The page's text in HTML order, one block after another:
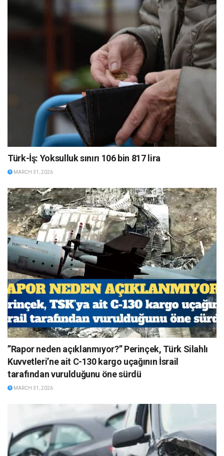
Türk-İş: Yoksulluk sınırı 106 bin 817 lira
MARCH 31, 2026
”Rapor neden açıklanmıyor?” Perinçek, Türk Silahlı
Kuvvetleri’ne ait C-130 kargo uçağının İsrail
tarafından vurulduğunu öne sürdü
MARCH 31, 2026